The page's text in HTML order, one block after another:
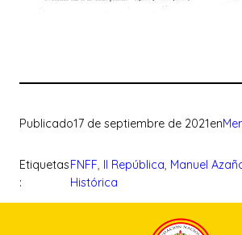
Publicado17 de septiembre de 2021en
Etiquetas
:
FNFF, II República, Manuel
Histórica